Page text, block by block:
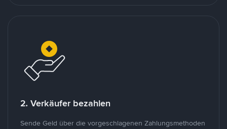
2. Verkäufer bezahlen
Sende Geld über die vorgeschlagenen Zahlungsmethoden